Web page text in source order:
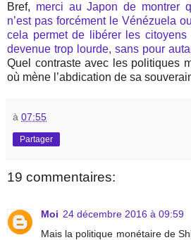
Bref, merci au Japon de montrer
n’est pas forcément le Vénézuela
cela permet de libérer les citoyens
devenue trop lourde, sans pour
Quel contraste avec les politiques
où mène l’abdication de sa
à 07:55
Partager
19 commentaires:
Moi 24 décembre 2016 à 09:59
Mais la politique monétaire de